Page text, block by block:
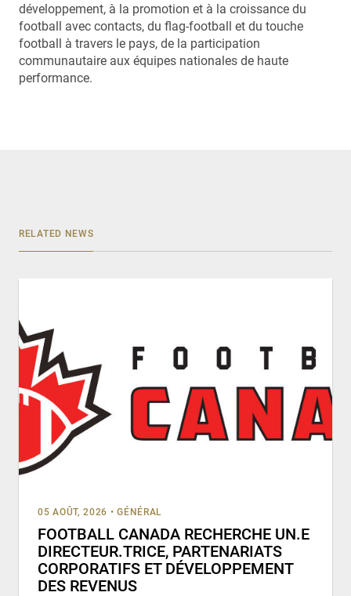
développement, à la promotion et à la croissance du
football avec contacts, du flag-football et du touche
football à travers le pays, de la participation
communautaire aux équipes nationales de haute
performance.
RELATED NEWS
05 AOÛT, 2026 • GÉNÉRAL
FOOTBALL CANADA RECHERCHE UN.E
DIRECTEUR.TRICE, PARTENARIATS
CORPORATIFS ET DÉVELOPPEMENT
DES REVENUS